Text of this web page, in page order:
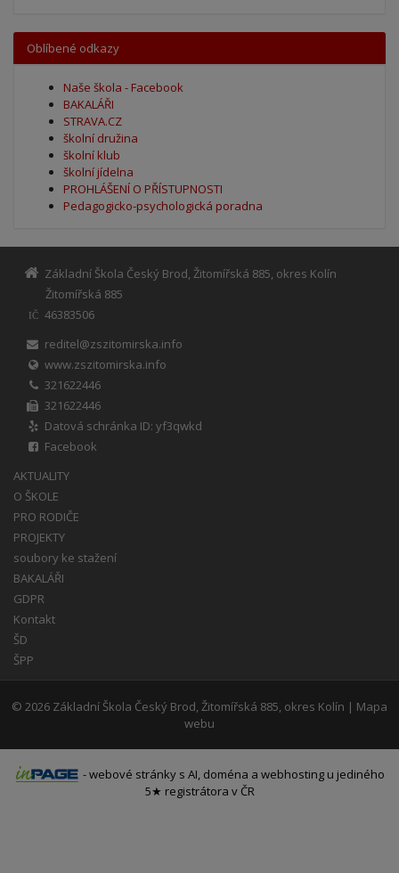
Oblíbené odkazy
Naše škola - Facebook
BAKALÁŘI
STRAVA.CZ
školní družina
školní klub
školní jídelna
PROHLÁŠENÍ O PŘÍSTUPNOSTI
Pedagogicko-psychologická poradna
Základní Škola Český Brod, Žitomířská 885, okres Kolín
Žitomířská 885
IČ
46383506
reditel@zszitomirska.info
www.zszitomirska.info
321622446
321622446
Datová schránka ID: yf3qwkd
Facebook
AKTUALITY
O ŠKOLE
PRO RODIČE
PROJEKTY
soubory ke stažení
BAKALÁŘI
GDPR
Kontakt
ŠD
ŠPP
© 2026 Základní Škola Český Brod, Žitomířská 885, okres Kolín | Mapa
webu
-webové stránky s AI, doména a webhosting u jediného
5★ registrátora v ČR